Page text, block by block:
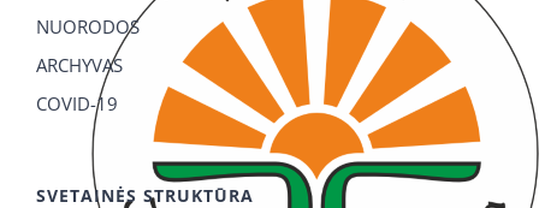
NUORODOS
ARCHYVAS
COVID-19
SVETAINĖS STRUKTŪRA